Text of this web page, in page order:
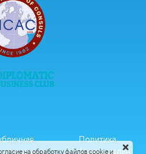
оказания
Политика
конфиденциальн
на обработку файлов cookie и